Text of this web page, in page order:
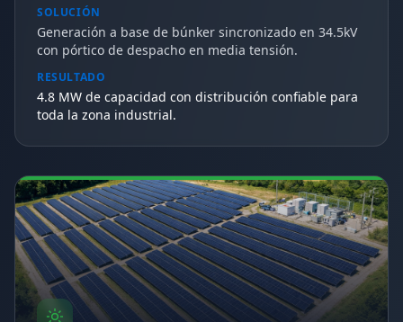
SOLUCIÓN
Generación a base de búnker sincronizado en 34.5kV
con pórtico de despacho en media tensión.
RESULTADO
4.8 MW de capacidad con distribución confiable para
toda la zona industrial.